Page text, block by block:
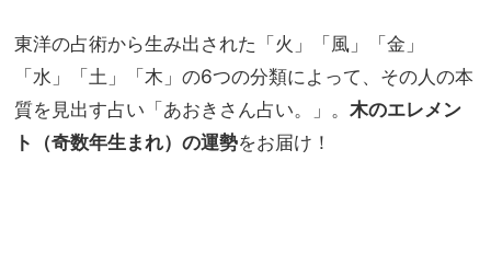
【極
上の
家族
旅】
を
見！
性も
東洋の占術から生み出された「火」「風」「金」
「水」「土」「木」の6つの分類によって、その人の本
質を見出す占い「あおきさん占い。」。 木のエレメン
ト（奇数年生まれ）の運勢をお届け！